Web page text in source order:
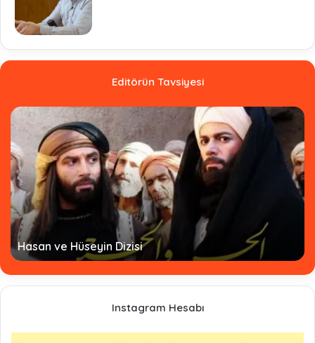
Editörün Tavsiyesi
Hasan ve Hüseyin Dizisi
Instagram Hesabı